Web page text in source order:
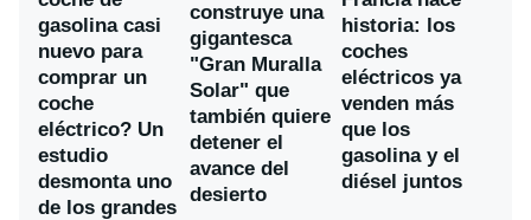
gasolina casi
nuevo para
comprar un
coche
eléctrico? Un
estudio
desmonta uno
de los grandes
construye una
gigantesca
"Gran Muralla
Solar" que
también quiere
detener el
avance del
desierto
historia: los
coches
eléctricos ya
venden más
que los
gasolina y el
diésel juntos